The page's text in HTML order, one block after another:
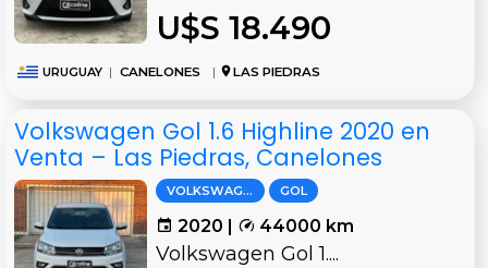
U$S 18.490
URUGUAY | CANELONES | LAS PIEDRAS
Volkswagen Gol 1.6 Highline 2020 en
Venta – Las Piedras, Canelones
VOLKSWAGEN GOL
2020 | 44000 km
Volkswagen Gol 1....